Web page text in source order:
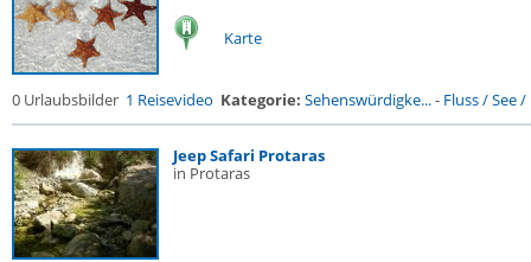
Karte
0 Urlaubsbilder 1 Reisevideo Kategorie: Sehenswürdigke...- Fluss / See /
Jeep Safari Protaras
in Protaras